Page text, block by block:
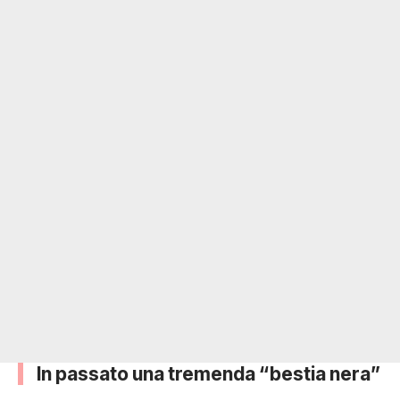
In passato una tremenda “bestia nera”